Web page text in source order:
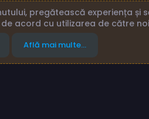
Ajutor Acasă
pregătească experiența și
acord cu utilizarea de către
Află mai multe...